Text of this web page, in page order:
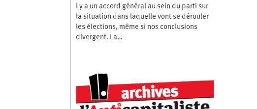
l y a un accord général au sein du parti sur
la situation dans laquelle vont se dérouler
les élections, même si nos conclusions
divergent. La…